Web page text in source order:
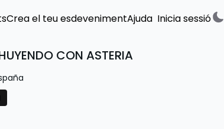
Crea el teu esdevenimentAjuda Inicia sessió
CON ASTERIA